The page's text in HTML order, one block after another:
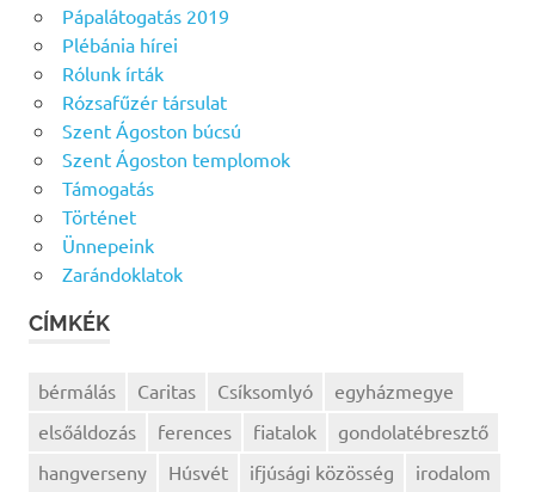
Pápalátogatás 2019
Plébánia hírei
Rólunk írták
Rózsafűzér társulat
Szent Ágoston búcsú
Szent Ágoston templomok
Támogatás
Történet
Ünnepeink
Zarándoklatok
CÍMKÉK
bérmálás Caritas Csíksomlyó
egyházmegye
elsőáldozás
ferences fiatalok
gondolatébresztő
hangverseny
Húsvét ifjúsági közösség irodalom